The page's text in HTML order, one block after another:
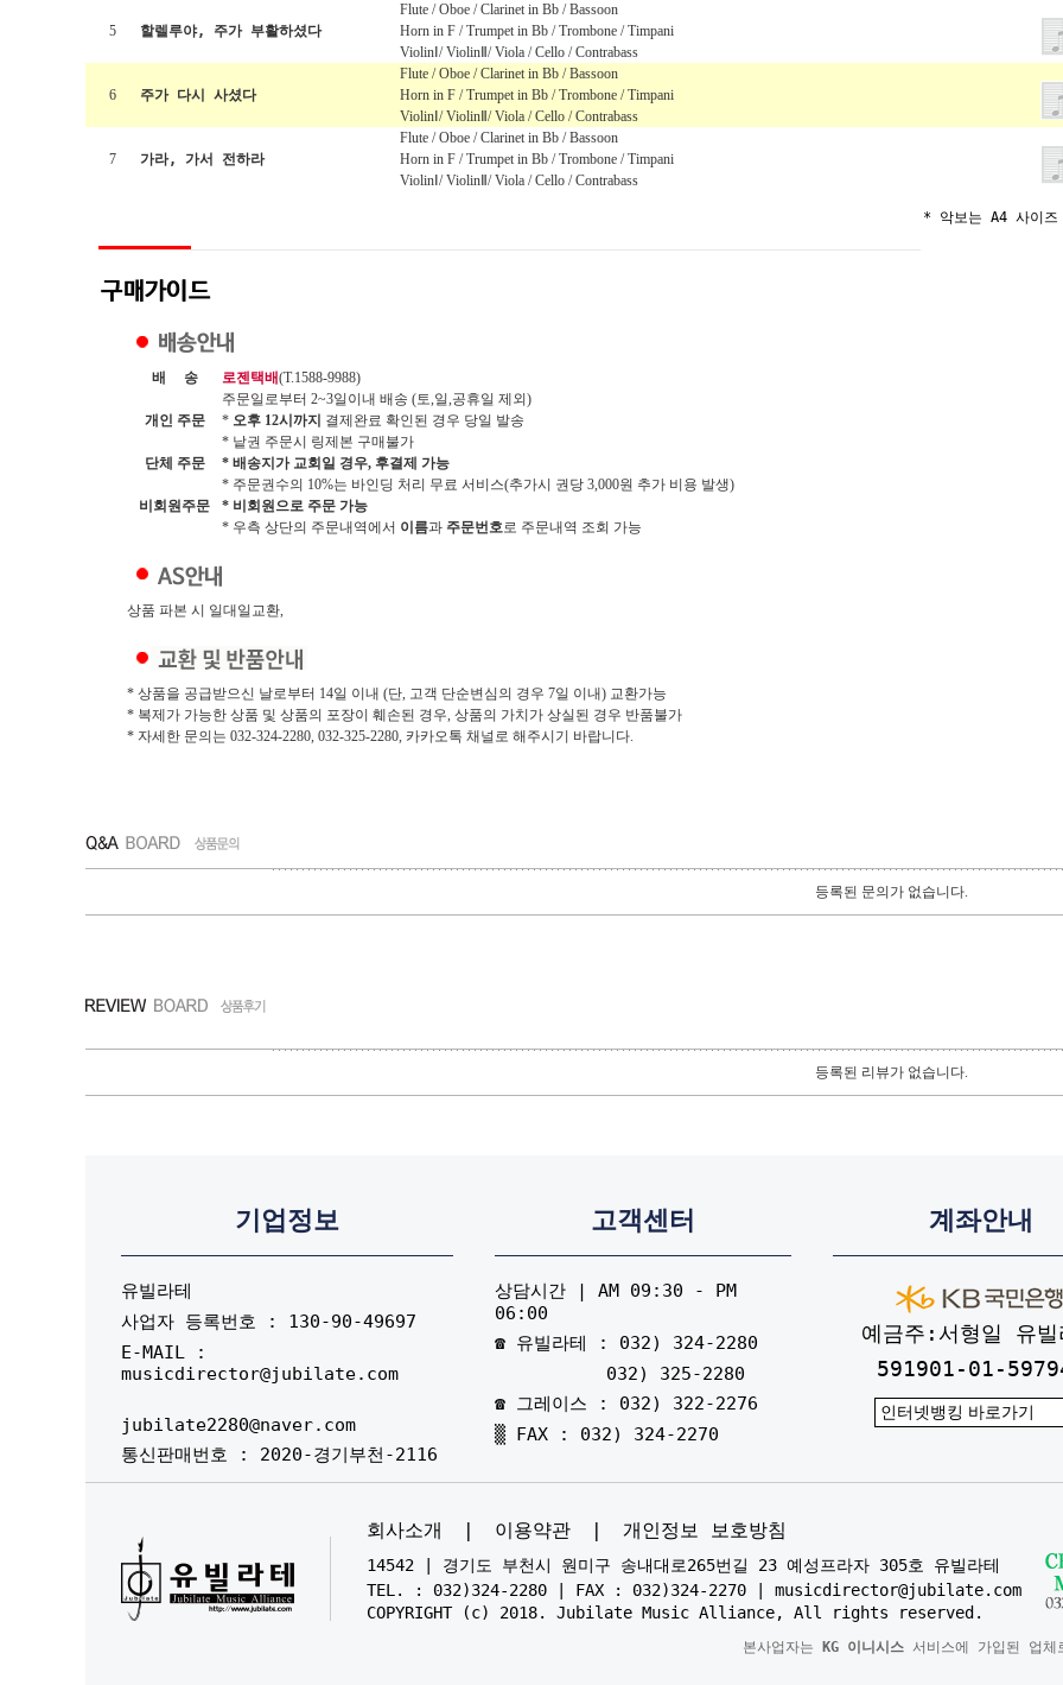
5 할렐루야, 주가 부활하셨다
Flute / Oboe / Clarinet in Bb / Bassoon
Horn in F / Trumpet in Bb / Trombone / Timpani
ViolinⅠ/ ViolinⅡ/ Viola / Cello / Contrabass
6 주가 다시 사셨다
Flute / Oboe / Clarinet in Bb / Bassoon
Horn in F / Trumpet in Bb / Trombone / Timpani
ViolinⅠ/ ViolinⅡ/ Viola / Cello / Contrabass
7 가라, 가서 전하라
Flute / Oboe / Clarinet in Bb / Bassoon
Horn in F / Trumpet in Bb / Trombone / Timpani
ViolinⅠ/ ViolinⅡ/ Viola / Cello / Contrabass
* 악보는 A4 사이
배 송 로젠택배(T.1588-9988)
주문일로부터 2~3일이내 배송 (토,일,공휴일 제외)
개인 주문
* 오후 12시까지 결제완료 확인된 경우 당일 발송
* 낱권 주문시 링제본 구매불가
단체 주문
* 배송지가 교회일 경우, 후결제 가능
* 주문권수의 10%는 바인딩 처리 무료 서비스(추가시 권당 3,000원 추가 비용 발생)
비회원주문
* 비회원으로 주문 가능
* 우측 상단의 주문내역에서 이름과 주문번호로 주문내역 조회 가능
상품 파본 시 일대일교환,
* 상품을 공급받으신 날로부터 14일 이내 (단, 고객 단순변심의 경우 7일 이내) 교환가능
* 복제가 가능한 상품 및 상품의 포장이 훼손된 경우, 상품의 가치가 상실된 경우 반품불가
* 자세한 문의는 032-324-2280, 032-325-2280, 카카오톡 채널로 해주시기 바랍니다.
등록된 문의가 없습니다.
등록된 리뷰가 없습니다.
기업정보
유빌라테
사업자 등록번호 : 130-90-49697
E-MAIL :
musicdirector@jubilate.com
jubilate2280@naver.com
통신판매번호 : 2020-경기부천-2116
고객센터
상담시간 | AM 09:30 - PM
06:00
☎ 유빌라테 : 032) 324-2280
032) 325-2280
☎ 그레이스 : 032) 322-2276
▒ FAX : 032) 324-2270
계좌안내
예금주:서형일 유빌
591901-01-
회사소개 이용약관 개인정보 보호방침
14542 | 경기도 부천시 원미구 송내대로265번길 23 예성프라자 305호 유빌라테
TEL. : 032)324-2280 | FAX : 032)324-2270 | musicdirector@jubilate.com
COPYRIGHT (c) 2018. Jubilate Music Alliance, All rights reserved.
본사업자는 KG 이니시스 서비스에 가입된 업